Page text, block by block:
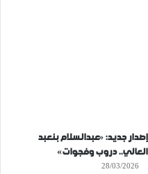
إصدار جديد: «عبدالسلام بنعبد
العالي.. دروب وفجوات»
28/03/2026